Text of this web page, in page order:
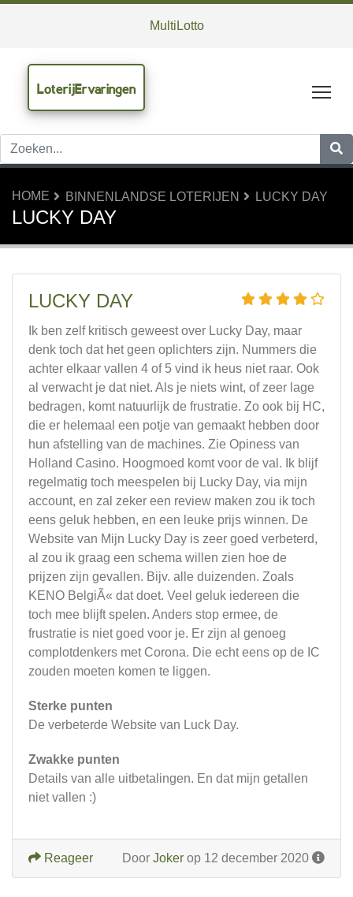
MultiLotto
LoterijErvaringen
HOME BINNENLANDSE LOTERIJEN LUCKY DAY
LUCKY DAY
LUCKY DAY
Ik ben zelf kritisch geweest over Lucky Day, maar
denk toch dat het geen oplichters zijn. Nummers die
achter elkaar vallen 4 of 5 vind ik heus niet raar. Ook
al verwacht je dat niet. Als je niets wint, of zeer lage
bedragen, komt natuurlijk de frustratie. Zo ook bij HC,
die er helemaal een potje van gemaakt hebben door
hun afstelling van de machines. Zie Opiness van
Holland Casino. Hoogmoed komt voor de val. Ik blijf
regelmatig toch meespelen bij Lucky Day, via mijn
account, en zal zeker een review maken zou ik toch
eens geluk hebben, en een leuke prijs winnen. De
Website van Mijn Lucky Day is zeer goed verbeterd,
al zou ik graag een schema willen zien hoe de
prijzen zijn gevallen. Bijv. alle duizenden. Zoals
KENO BelgiÃ« dat doet. Veel geluk iedereen die
toch mee blijft spelen. Anders stop ermee, de
frustratie is niet goed voor je. Er zijn al genoeg
complotdenkers met Corona. Die echt eens op de IC
zouden moeten komen te liggen.
Sterke punten
De verbeterde Website van Luck Day.
Zwakke punten
Details van alle uitbetalingen. En dat mijn getallen
niet vallen :)
Door Joker op 12 december 2020
Reageer